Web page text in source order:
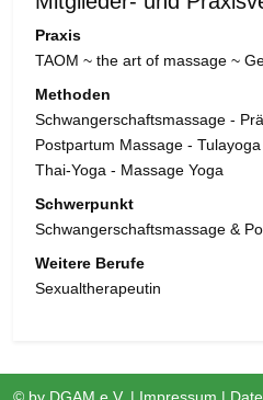
Praxis
TAOM ~ the art of massage ~
Methoden
Schwangerschaftsmassage -
Postpartum Massage -
Thai-Yoga - Massage Yoga
Schwerpunkt
Schwangerschaftsmassage &
Weitere Berufe
Sexualtherapeutin